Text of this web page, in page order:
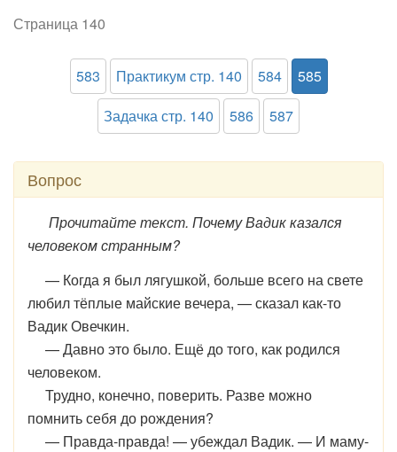
Страница 140
583 Практикум стр. 140 584
585
Задачка стр. 140
586 587
Вопрос
Прочитайте текст. Почему Вадик казался
человеком странным?
— Когда я был лягушкой, больше всего на свете
любил тёплые майские вечера, — сказал как-то
Вадик Овечкин.
— Давно это было. Ещё до того, как родился
человеком.
Трудно, конечно, поверить. Разве можно
помнить себя до рождения?
— Правда-правда! — убеждал Вадик. — И маму-